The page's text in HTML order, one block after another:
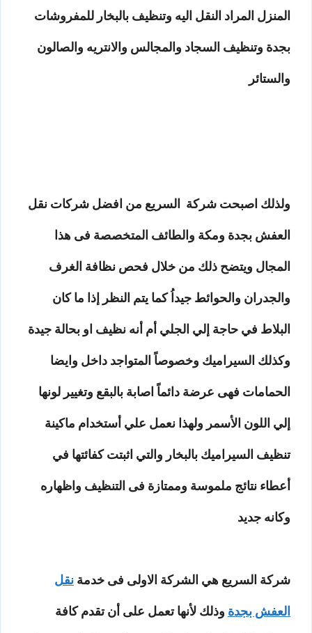
المنزل المراد النقل اليه وتنظيف بالبخار للمفروشات
بجدة وتنظيف السجاد والمجالس والانتريه والصالون
والستائر
ولذلك اصبحت شركة السريع من افضل شركات نقل
العفش بجدة ومكة والطائف المتخصصة فى هذا
المجال ويتضح ذلك من خلال فحص نظافة الغرف
والجدران والحوائط جيداُ كما يتم النظر إذا ما كان
البلاط في حاجة إلي الجلي أم أنه نظيف او بحالة جيدة
وكذلك السيراميك وخصوصاً المتواجد داخل وايضا
الحمامات فهى عرضة دائماً اصابة بالبقع وتغيير لونها
إلي اللون الأسمر ولهذا نعمل علي أستخدام ماكينة
تنظيف السيراميك بالبخار والتي اثبتت كفائتها في
أعطاء نتائج ملموسة وممتازة فى التنظيف واظهاره
وكانه جديد
شركة السريع هي الشركة الاولى فى خدمة نقل
العفش بجدة وذلك لأنها تعمل على أن تقدم كافة